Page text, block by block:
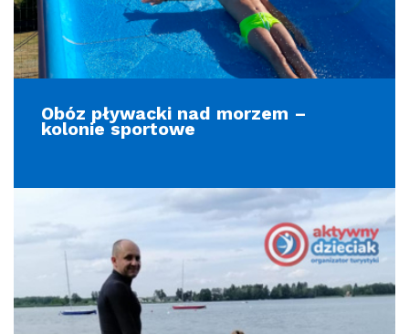
Obóz pływacki nad morzem –
kolonie sportowe